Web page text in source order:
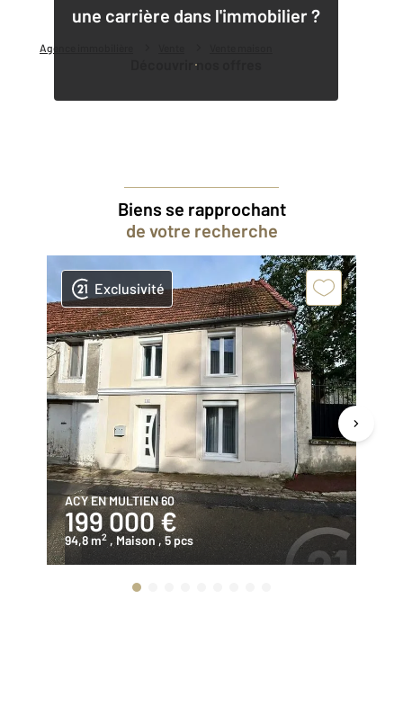
Agence immobilière
une carrière dans l'immobilier ?
Découvrir nos offres
Biens se rapprochant
de votre recherche
Exclusivité
ACY EN MULTIEN 60
199 000 €
94,8 m2 , Maison , 5 pcs